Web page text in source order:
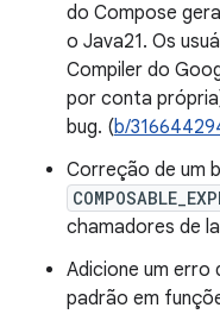
do Compose
o Java21. Os
Compiler do
por conta
bug. (b/
Correção de um
chamadores de
Adicione um
padrão em